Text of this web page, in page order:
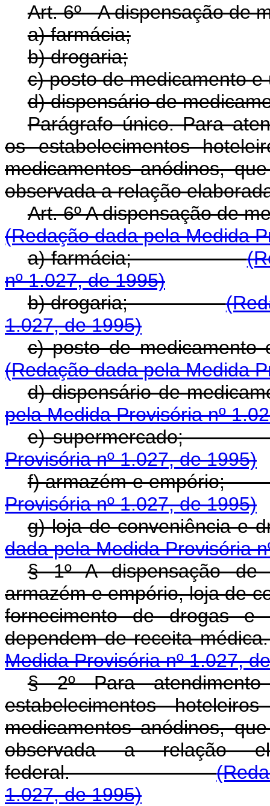
Art. 6º - A dispensação de
a) farmácia;
b) drogaria;
c) posto de medicamento e
d) dispensário de
Parágrafo único. Para
os estabelecimentos
medicamentos anódinos,
observada a relação
Art. 6º A dispensação
(Redação dada pela Medida
a) farmácia;
nº 1.027, de 1995)
b) drogaria;
1.027, de 1995)
c) posto de
(Redação dada pela Medida
d) dispensário de
pela Medida Provisória nº
e)
Provisória nº 1.027, de 1995)
f) armazém e
Provisória nº 1.027, de 1995)
g) loja de
dada pela Medida Provisória
§ 1º A dispensação de
armazém e empório, loja de
fornecimento de drogas e
dependem de
Medida Provisória nº 1.027,
§ 2º Para
estabelecimentos
medicamentos anódinos,
observada a relação
federal.
1.027, de 1995)